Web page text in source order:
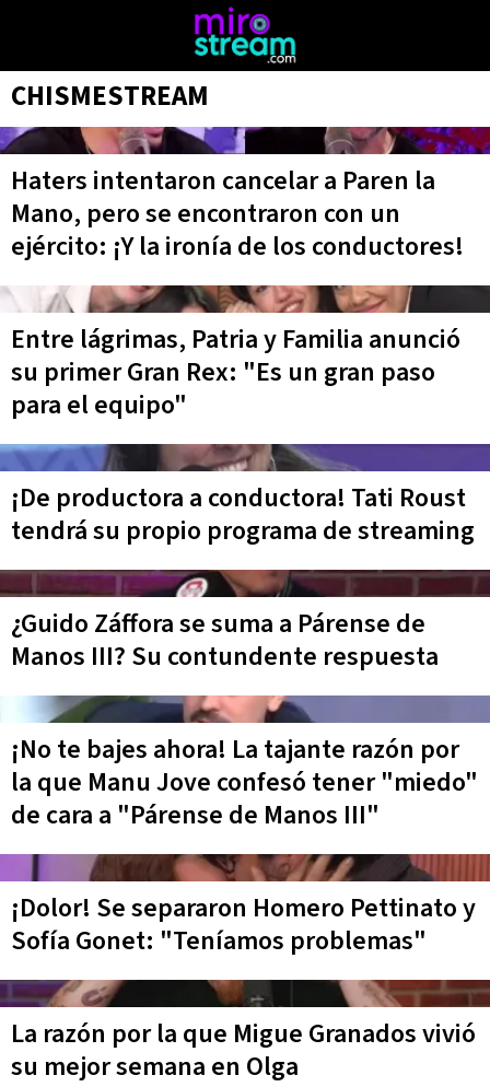
CHISMESTREAM
Haters intentaron cancelar a Paren la
Mano, pero se encontraron con un
ejército: ¡Y la ironía de los conductores!
Entre lágrimas, Patria y Familia anunció
su primer Gran Rex: "Es un gran paso
para el equipo"
¡De productora a conductora! Tati Roust
tendrá su propio programa de streaming
¿Guido Záffora se suma a Párense de
Manos III? Su contundente respuesta
¡No te bajes ahora! La tajante razón por
la que Manu Jove confesó tener "miedo"
de cara a "Párense de Manos III"
¡Dolor! Se separaron Homero Pettinato y
Sofía Gonet: "Teníamos problemas"
La razón por la que Migue Granados vivió
su mejor semana en Olga